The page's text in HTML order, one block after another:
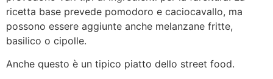
ricetta base prevede pomodoro e caciocavallo, ma
possono essere aggiunte anche melanzane fritte,
basilico o cipolle.
Anche questo è un tipico piatto dello street food.